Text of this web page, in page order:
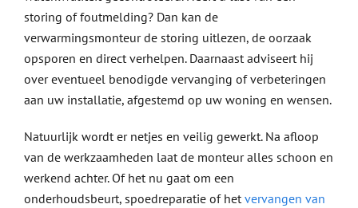
storing of foutmelding? Dan kan de
verwarmingsmonteur de storing uitlezen, de oorzaak
opsporen en direct verhelpen. Daarnaast adviseert hij
over eventueel benodigde vervanging of verbeteringen
aan uw installatie, afgestemd op uw woning en wensen.
Natuurlijk wordt er netjes en veilig gewerkt. Na afloop
van de werkzaamheden laat de monteur alles schoon en
werkend achter. Of het nu gaat om een
onderhoudsbeurt, spoedreparatie of hetvervangen van